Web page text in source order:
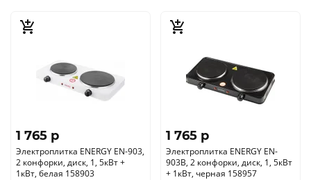
1 765 p
Электроплитка ENERGY EN-903,
2 конфорки, диск, 1, 5кВт +
1кВт, белая 158903
1 765 p
Электроплитка ENERGY EN-
903B, 2 конфорки, диск, 1, 5кВт
+ 1кВт, черная 158957